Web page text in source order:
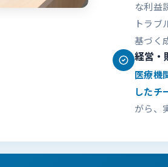
な利益
トラブ
基づく
経営・
医療機
したチ
がら、